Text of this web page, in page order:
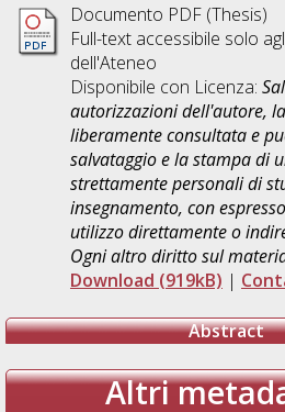
Documento PDF (Thesis)
Full-text accessibile solo
dell'Ateneo
Disponibile con Licenza:
autorizzazioni dell'autore,
liberamente consultata e
salvataggio e la stampa di
strettamente personali di
insegnamento, con
utilizzo direttamente o
Ogni altro diritto sul
Download (919kB) |
Abstract
Altri